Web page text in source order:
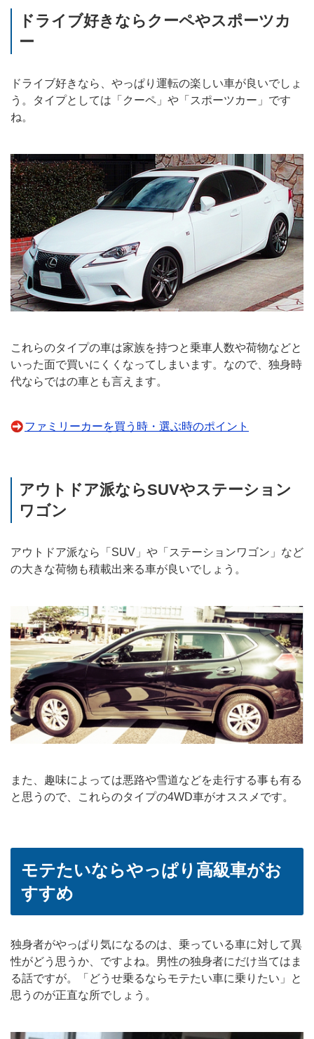
ドライブ好きならクーペやスポーツカ
ー
ドライブ好きなら、やっぱり運転の楽しい車が良いでしょ
う。タイプとしては「クーペ」や「スポーツカー」です
ね。
これらのタイプの車は家族を持つと乗車人数や荷物などと
いった面で買いにくくなってしまいます。なので、独身時
代ならではの車とも言えます。
ファミリーカーを買う時・選ぶ時のポイント
アウトドア派ならSUVやステーション
ワゴン
アウトドア派なら「SUV」や「ステーションワゴン」など
の大きな荷物も積載出来る車が良いでしょう。
また、趣味によっては悪路や雪道などを走行する事も有る
と思うので、これらのタイプの4WD車がオススメです。
モテたいならやっぱり高級車がお
すすめ
独身者がやっぱり気になるのは、乗っている車に対して異
性がどう思うか、ですよね。男性の独身者にだけ当てはま
る話ですが。「どうせ乗るならモテたい車に乗りたい」と
思うのが正直な所でしょう。